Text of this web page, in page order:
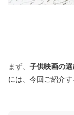
まず、 子供映画の選
には、今回ご紹介